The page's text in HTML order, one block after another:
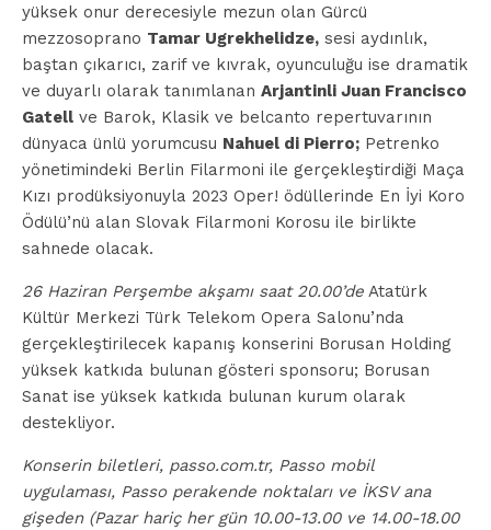
yüksek onur derecesiyle mezun olan Gürcü
mezzosoprano Tamar Ugrekhelidze, sesi aydınlık,
baştan çıkarıcı, zarif ve kıvrak, oyunculuğu ise dramatik
ve duyarlı olarak tanımlanan Arjantinli Juan Francisco
Gatell ve Barok, Klasik ve belcanto repertuvarının
dünyaca ünlü yorumcusu Nahuel di Pierro; Petrenko
yönetimindeki Berlin Filarmoni ile gerçekleştirdiği Maça
Kızı prodüksiyonuyla 2023 Oper! ödüllerinde En İyi Koro
Ödülü’nü alan Slovak Filarmoni Korosu ile birlikte
sahnede olacak.
26 Haziran Perşembe akşamı saat 20.00’de Atatürk
Kültür Merkezi Türk Telekom Opera Salonu’nda
gerçekleştirilecek kapanış konserini Borusan Holding
yüksek katkıda bulunan gösteri sponsoru; Borusan
Sanat ise yüksek katkıda bulunan kurum olarak
destekliyor.
Konserin biletleri, passo.com.tr, Passo mobil
uygulaması, Passo perakende noktaları ve İKSV ana
gişeden (Pazar hariç her gün 10.00-13.00 ve 14.00-18.00